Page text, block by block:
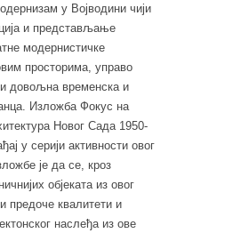
у Војводини чији
и представљање
модернистичке
просторима, управо
довољна временска и
Изложба Фокус на
Новог Сада 1950‐
у серији активности овог
је да се, кроз
објеката из овог
предоче квалитети и
наслеђа из ове